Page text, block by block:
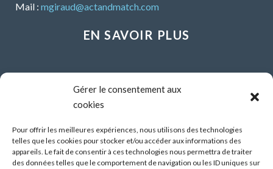
Gérer le consentement aux
cookies
Pour offrir les meilleures expériences, nous utilisons des technologies
telles que les cookies pour stocker et/ou accéder aux informations des
appareils. Le fait de consentir à ces technologies nous permettra de traiter
des données telles que le comportement de navigation ou les ID uniques sur
Mail : mgiraud@actandmatch.com
EN SAVOIR PLUS
Organiser un webinar
Mentions légales
CGU
Santé mentale et travail : Comment parler de ses